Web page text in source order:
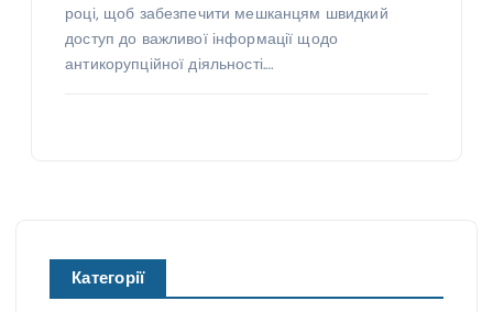
році, щоб забезпечити мешканцям швидкий
доступ до важливої інформації щодо
антикорупційної діяльності.…
Категорії